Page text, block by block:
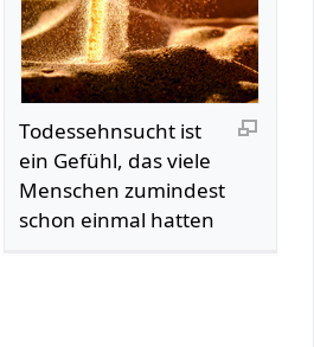
Todessehnsucht ist
ein Gefühl, das viele
Menschen zumindest
schon einmal hatten